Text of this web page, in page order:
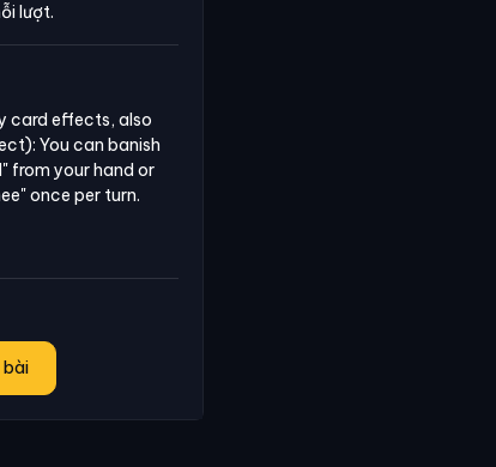
lượt.
card effects, also
You can banish
from your hand or
once per turn.